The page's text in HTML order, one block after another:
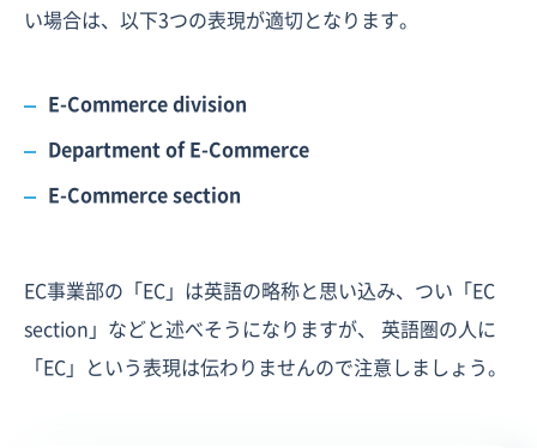
い場合は、以下3つの表現が適切となります。
E-Commerce division
Department of E-Commerce
E-Commerce section
EC事業部の「EC」は英語の略称と思い込み、つい「EC
section」などと述べそうになりますが、 英語圏の人に
「EC」という表現は伝わりませんので注意しましょう。